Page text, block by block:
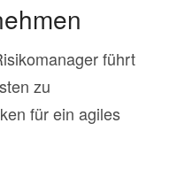
führt
zu
für ein agiles